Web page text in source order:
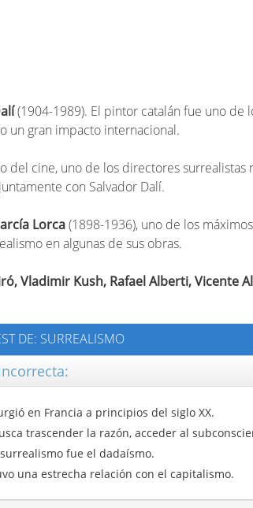
(1904-1989). El pintor catalán fue uno de
un gran impacto internacional.
del cine, uno de los directores surrealistas
con Salvador Dalí.
Lorca(1898-1936), uno de los
en algunas de sus obras.
Vladimir Kush, Rafael Alberti, Vicente
DE: SURREALISMO
en Francia a principios del siglo XX.
trascender la razón, acceder al
fue el dadaísmo.
una estrecha relación con el capitalismo.